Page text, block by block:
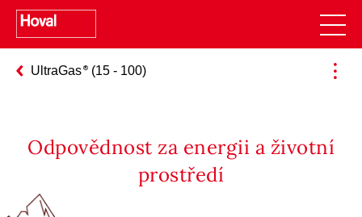
UltraGas (15 - 100)
Odpovědnost za energii a životní
prostředí